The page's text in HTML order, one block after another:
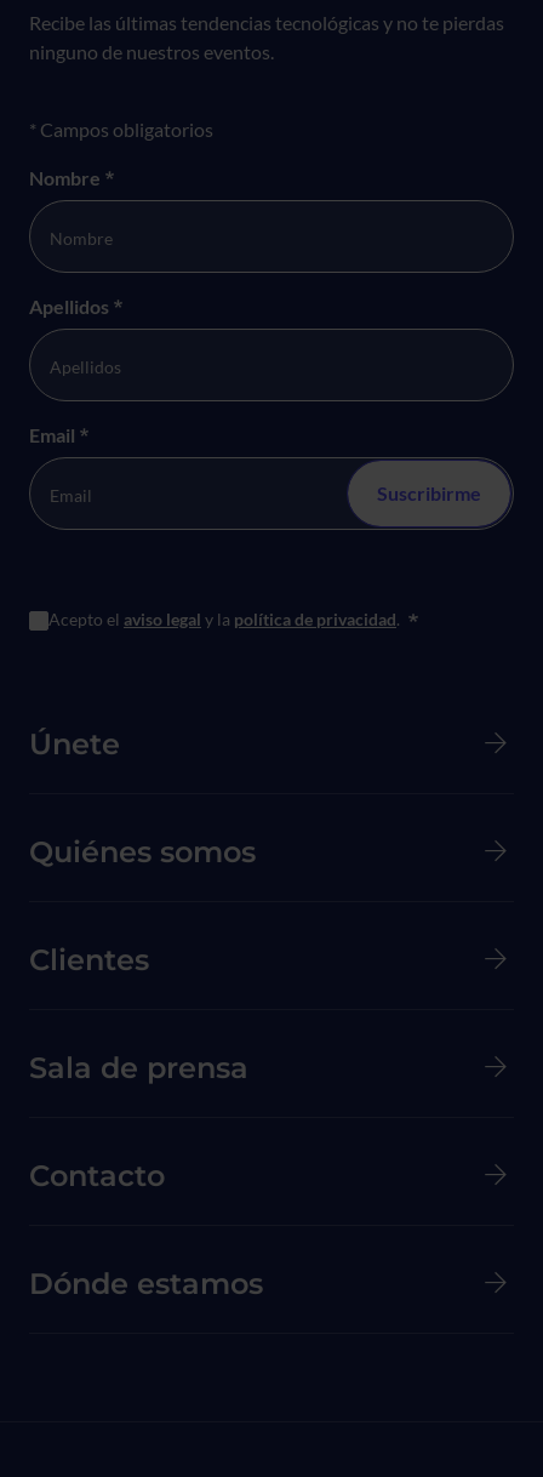
Recibe las últimas tendencias tecnológicas y no te pierdas
ninguno de nuestros eventos.
Formulario newsletter
* Campos obligatorios
Nombre *
Apellidos *
Email *
Acepto el aviso legal y la política de privacidad. *
Menú principal de Pie de página
Únete
Quiénes somos
Clientes
Menú secundario de pie de página
Sala de prensa
Contacto
Dónde estamos